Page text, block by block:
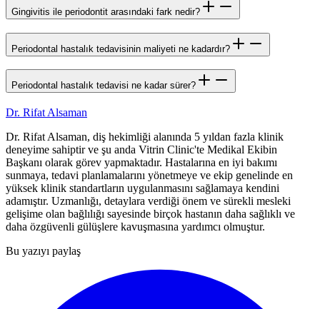
Gingivitis ile periodontit arasındaki fark nedir?
Periodontal hastalık tedavisinin maliyeti ne kadardır?
Periodontal hastalık tedavisi ne kadar sürer?
Dr. Rifat Alsaman
Dr. Rifat Alsaman, diş hekimliği alanında 5 yıldan fazla klinik
deneyime sahiptir ve şu anda Vitrin Clinic'te Medikal Ekibin
Başkanı olarak görev yapmaktadır. Hastalarına en iyi bakımı
sunmaya, tedavi planlamalarını yönetmeye ve ekip genelinde en
yüksek klinik standartların uygulanmasını sağlamaya kendini
adamıştır. Uzmanlığı, detaylara verdiği önem ve sürekli mesleki
gelişime olan bağlılığı sayesinde birçok hastanın daha sağlıklı ve
daha özgüvenli gülüşlere kavuşmasına yardımcı olmuştur.
Bu yazıyı paylaş